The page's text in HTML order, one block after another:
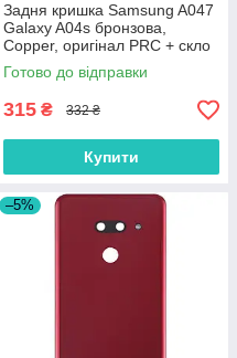
Задня кришка Samsung A047
Galaxy A04s бронзова,
Copper, оригінал PRC + скло
камери
Готово до відправки
315 ₴ 332 ₴
Купити
–5%